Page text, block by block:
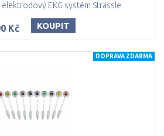
EKG systém Strässle
Kč KOUPIT
DOPRAVA ZDARMA